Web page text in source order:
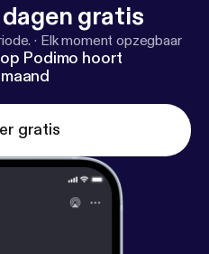
gratis
· Elk moment opzegbaar
Podimo hoort
gratis